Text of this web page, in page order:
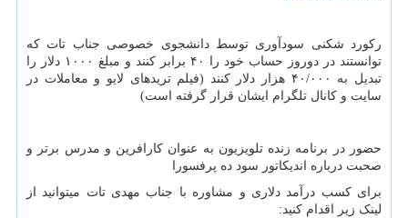
رکورد شکنی سودآوری توسط دانشجوی خصوصی جناب تات که
توانستند در دوروز حساب خود را ۴۰ برابر کنند و مبلغ ۱۰۰۰ دلار را
تبدیل به ۴۰/۰۰۰ هزار دلار کنند (فیلم تریدهای لایو و معاملات در
سایت و کانال تلگرام ایشان قرار گرفته است)
حضور در برنامه زنده تلویزیون به عنوان کارافرین و مدرس برتر و
صحبت درباره اندیکاتور سود ده پرفسورا
برای کسب درآمد دلاری و مشاوره با جناب مهدی تات میتوانید از
لینک زیر اقدام کنید: